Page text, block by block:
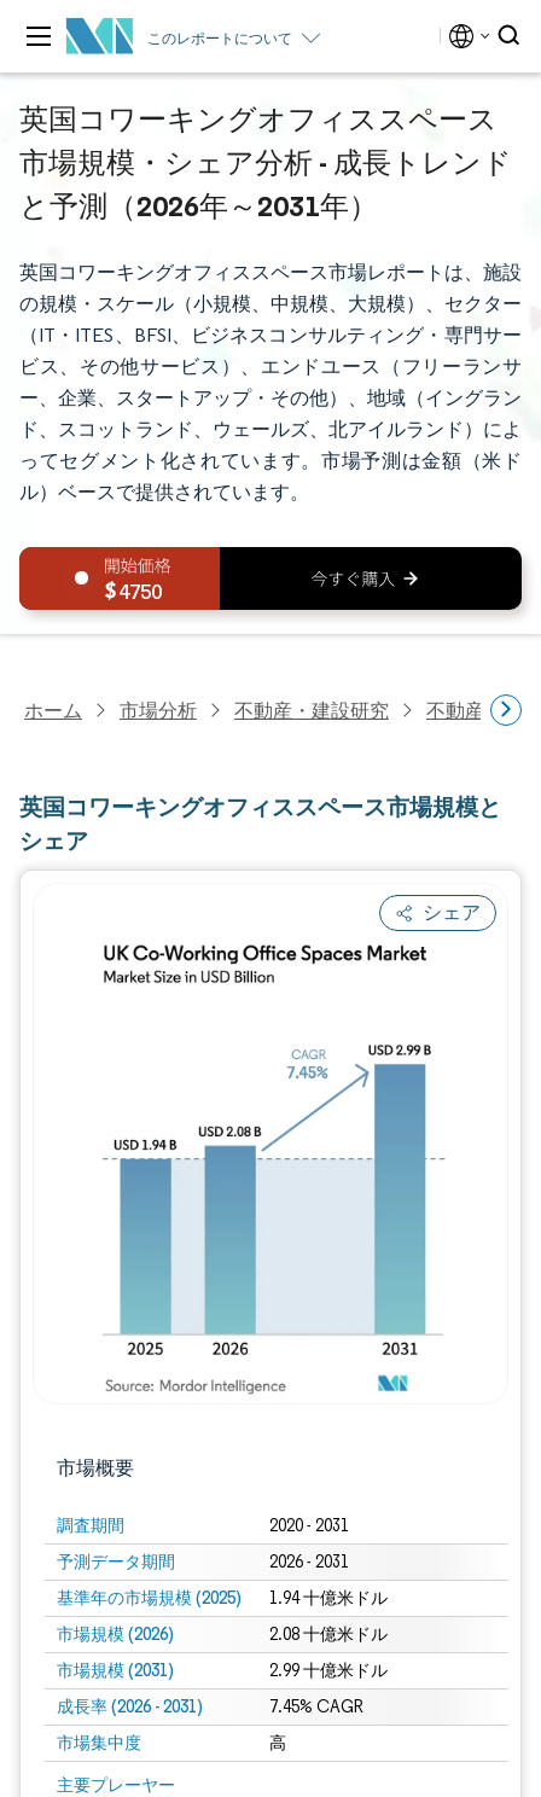
このレポートについて
英国コワーキングオフィススペース
市場規模・シェア分析 - 成長トレンド
と予測（2026年～2031年）
英国コワーキングオフィススペース市場レポートは、施設
の規模・スケール（小規模、中規模、大規模）、セクター
（IT・ITES、BFSI、ビジネスコンサルティング・専門サー
ビス、その他サービス）、エンドユース（フリーランサ
ー、企業、スタートアップ・その他）、地域（イングラン
ド、スコットランド、ウェールズ、北アイルランド）によ
ってセグメント化されています。市場予測は金額（米ド
ル）ベースで提供されています。
4750
ホーム 市場分析 不動産・建設研究 不動産研究
英国コワーキングオフィススペース市場規模と
シェア
シェア
市場概要
調査期間 2020 - 2031
予測データ期間 2026 - 2031
基準年の市場規模 (2025) 1.94 十億米ドル
市場規模 (2026) 2.08 十億米ドル
市場規模 (2031) 2.99 十億米ドル
成長率 (2026 - 2031) 7.45% CAGR
市場集中度 高
主要プレーヤー
画像 © Mordor Intelligence。再利用にはCC BY 4.0の表示が必要です。